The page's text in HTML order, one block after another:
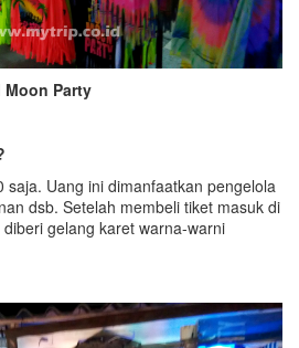
Party
saja. Uang ini dimanfaatkan pengelola
dsb. Setelah membeli tiket masuk di
gelang karet warna-warni